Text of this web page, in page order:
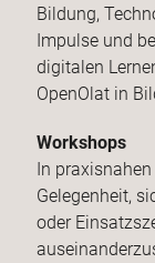
Bildung,
Impulse und
digitalen
OpenOlat in
Workshops
In
Gelegenheit,
oder